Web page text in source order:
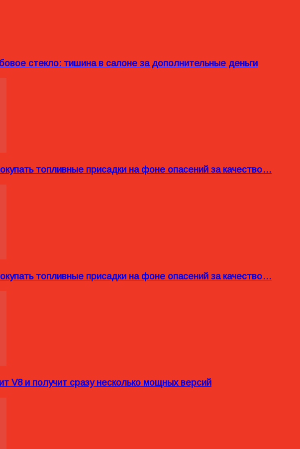
стекло: тишина в салоне за дополнительные деньги
топливные присадки на фоне опасений за качество…
топливные присадки на фоне опасений за качество…
V8 и получит сразу несколько мощных версий